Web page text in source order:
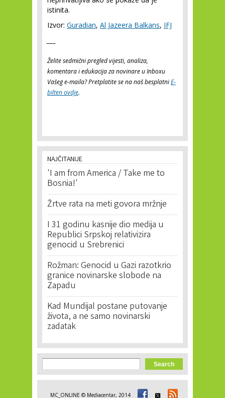
istinita.
Izvor: Guradian, Al Jazeera Balkans, IFJ
Želite sedmični pregled vijesti, analiza,
komentara i edukacija za novinare u Inboxu
Vašeg e-maila? Pretplatite se na naš besplatniE-
bilten ovdje.
NAJČITANIJE
'I am from America / Take me to
Bosnia!'
Žrtve rata na meti govora mržnje
I 31 godinu kasnije dio medija u
Republici Srpskoj relativizira
genocid u Srebrenici
Rožman: Genocid u Gazi razotkrio
granice novinarske slobode na
Zapadu
Kad Mundijal postane putovanje
života, a ne samo novinarski
zadatak
Search form
Search
MC_ONLINE © Mediacentar, 2014